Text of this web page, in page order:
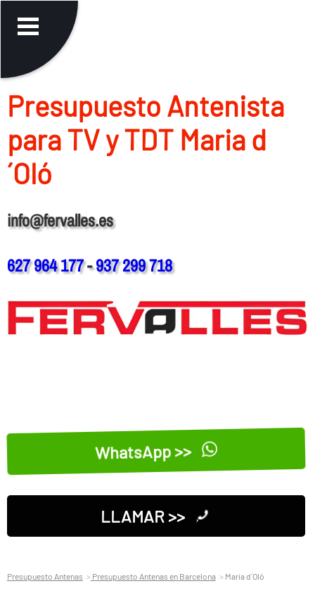
Presupuesto Antenista
para TV y TDT Maria d
´Oló
info@fervalles.es
627 964 177-937 299 718
WhatsApp >>
LLAMAR >>
Presupuesto Antenas Presupuesto Antenas en Barcelona Maria d´Oló